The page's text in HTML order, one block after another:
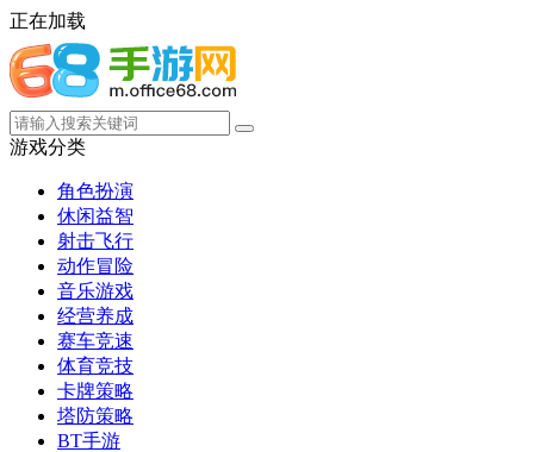
正在加载
游戏分类
角色扮演
休闲益智
射击飞行
动作冒险
音乐游戏
经营养成
赛车竞速
体育竞技
卡牌策略
塔防策略
BT手游